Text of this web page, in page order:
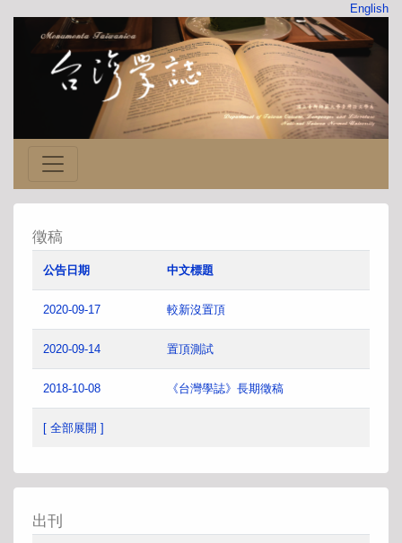
English
徵稿
公告日期 中文標題
2020-09-17 較新沒置頂
2020-09-14 置頂測試
2018-10-08 《台灣學誌》長期徵稿
[ 全部展開 ]
出刊